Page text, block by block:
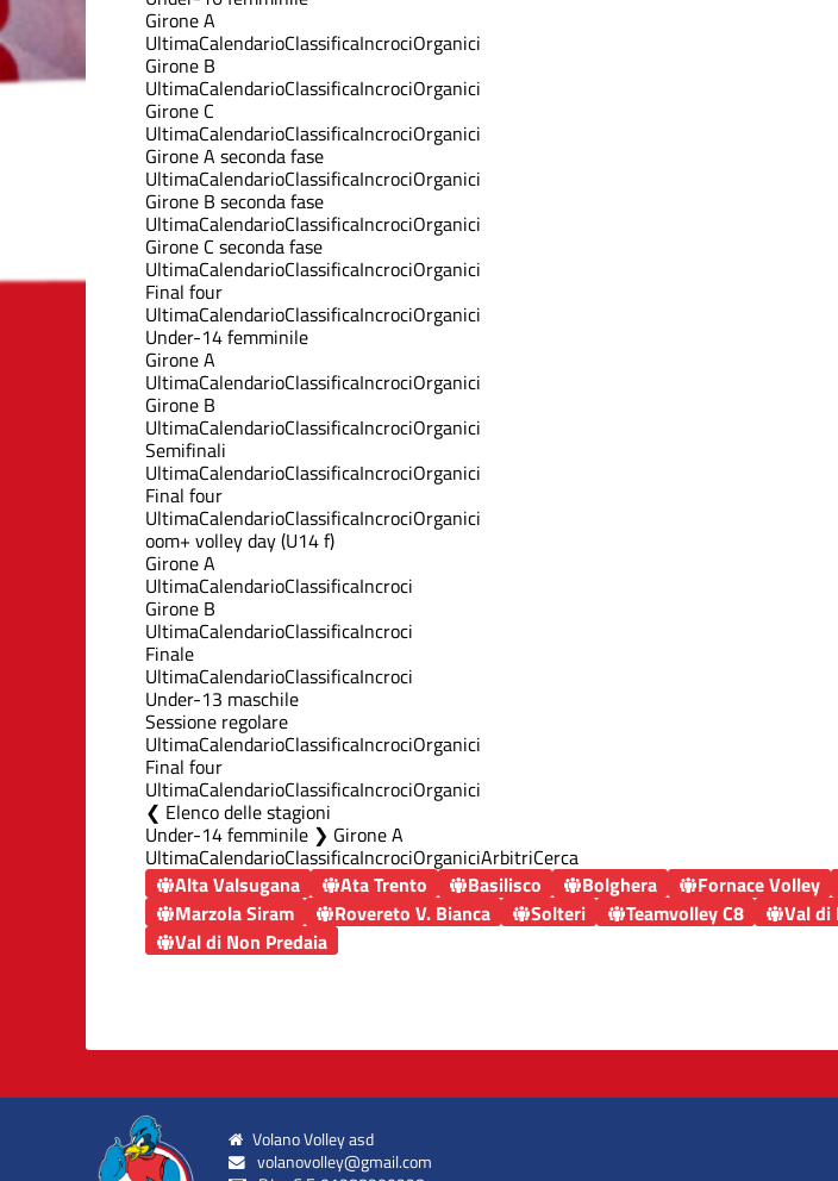
Girone A
UltimaCalendarioClassificaIncrociOrganici
Girone B
UltimaCalendarioClassificaIncrociOrganici
Girone C
UltimaCalendarioClassificaIncrociOrganici
Girone A seconda fase
UltimaCalendarioClassificaIncrociOrganici
Girone B seconda fase
UltimaCalendarioClassificaIncrociOrganici
Girone C seconda fase
UltimaCalendarioClassificaIncrociOrganici
Final four
UltimaCalendarioClassificaIncrociOrganici
Under-14 femminile
Girone A
UltimaCalendarioClassificaIncrociOrganici
Girone B
UltimaCalendarioClassificaIncrociOrganici
Semifinali
UltimaCalendarioClassificaIncrociOrganici
Final four
UltimaCalendarioClassificaIncrociOrganici
oom+ volley day (U14 f)
Girone A
UltimaCalendarioClassificaIncroci
Girone B
UltimaCalendarioClassificaIncroci
Finale
UltimaCalendarioClassificaIncroci
Under-13 maschile
Sessione regolare
UltimaCalendarioClassificaIncrociOrganici
Final four
UltimaCalendarioClassificaIncrociOrganici
Elenco delle stagioni
Under-14 femminile ❯ Girone A
UltimaCalendarioClassificaIncrociOrganiciArbitriCerca
Alta Valsugana
Ata Trento Basilisco Bolghera Fornace Volley
Marzola Siram
Rovereto V. Bianca Solteri Teamvolley C8
Val di
Val di Non Predaia
Volano Volley asd
volanovolley@gmail.com